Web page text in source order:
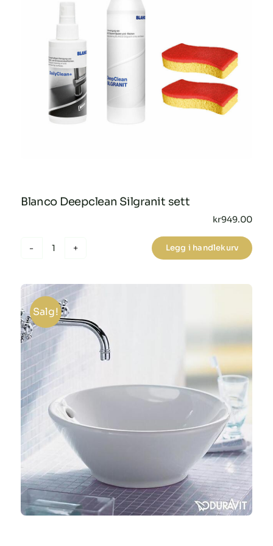
Blanco Deepclean Silgranit sett
kr949.00
Blanco
Silgranit
sett
antall
Legg i handlekurv
Salg!